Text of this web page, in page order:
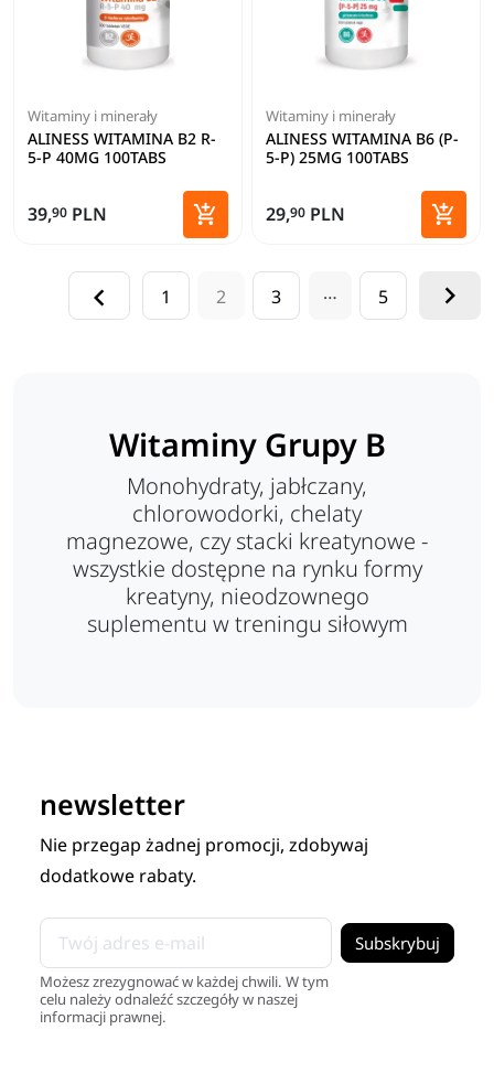
Witaminy i minerały
ALINESS WITAMINA B2 R-
5-P 40MG 100TABS
39,90 PLN 
Dodaj do koszyka
Witaminy i minerały
ALINESS WITAMINA B6 (P-
5-P) 25MG 100TABS
29,90 PLN 
Dodaj
 1 2 3 … 5 
Witaminy Grupy B
Monohydraty, jabłczany,
chlorowodorki, chelaty
magnezowe, czy stacki kreatynowe -
wszystkie dostępne na rynku formy
kreatyny, nieodzownego
suplementu w treningu siłowym
newsletter
Nie przegap żadnej promocji, zdobywaj
dodatkowe rabaty.
Możesz zrezygnować w każdej chwili. W tym
celu należy odnaleźć szczegóły w naszej
informacji prawnej.